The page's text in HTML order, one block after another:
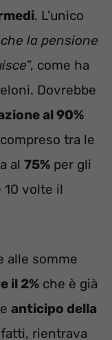
. L’unico
la pensione
”, come ha
Dovrebbe
al 90%
tra le
al 75% per gli
10 volte il
alle somme
il 2% che è già
anticipo della
rientrava